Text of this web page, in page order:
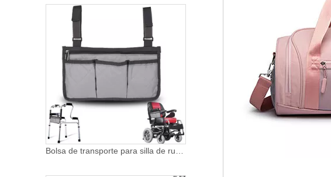
Bolsa de transporte para silla de ruedas, bolsa para reposabrazos para andadores, sillas de ruedas eléctricas y patinetes de rodilla, organizador de almacenamiento lateral